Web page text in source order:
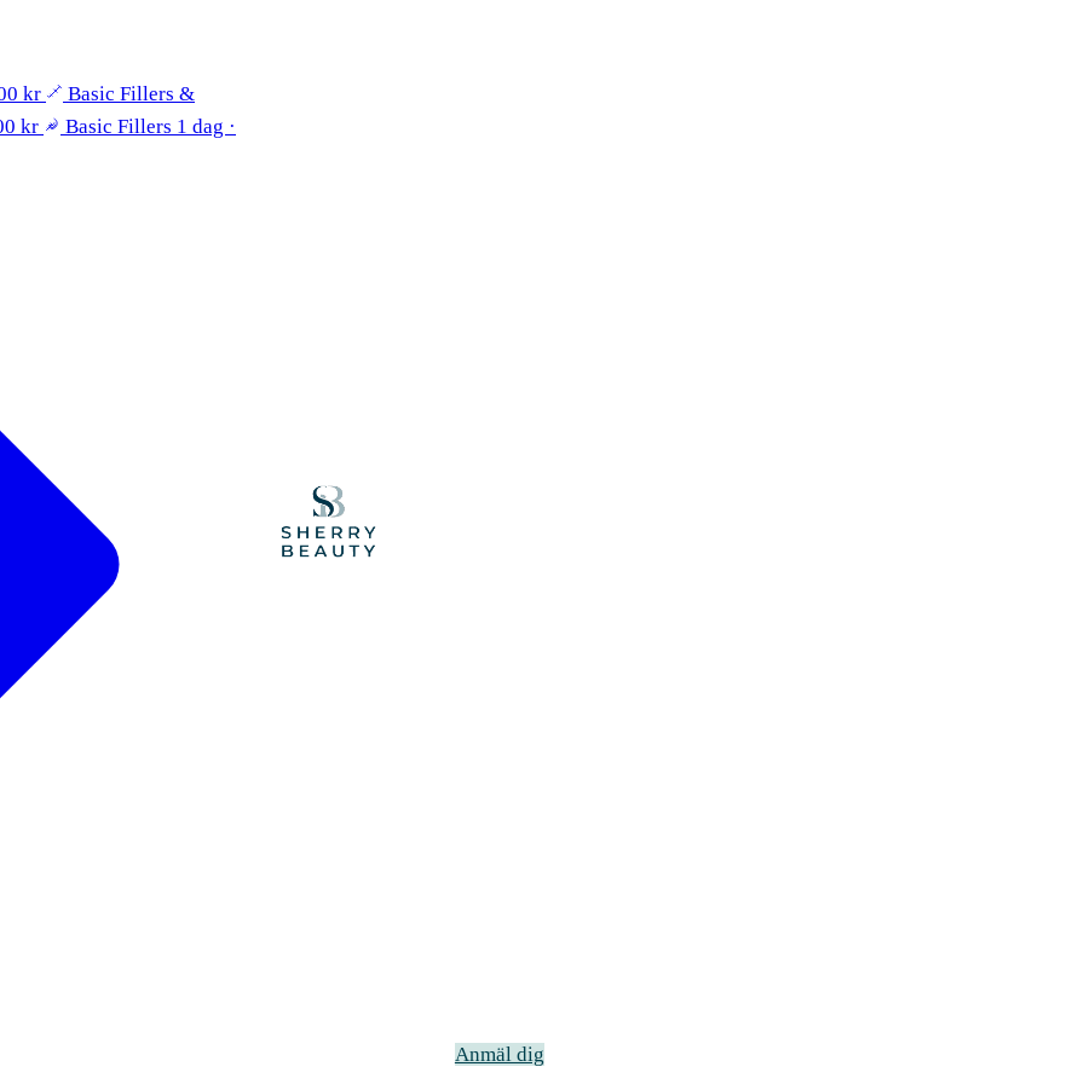
kr
Basic Fillers &
kr Basic Fillers 1 dag ·
Anmäl dig